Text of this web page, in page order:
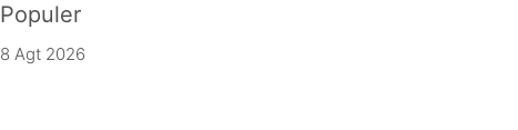
Populer
8 Agt 2026